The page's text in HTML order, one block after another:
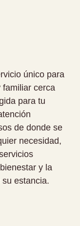
único para
familiar cerca
para tu
de donde se
necesidad,
y la
estancia.